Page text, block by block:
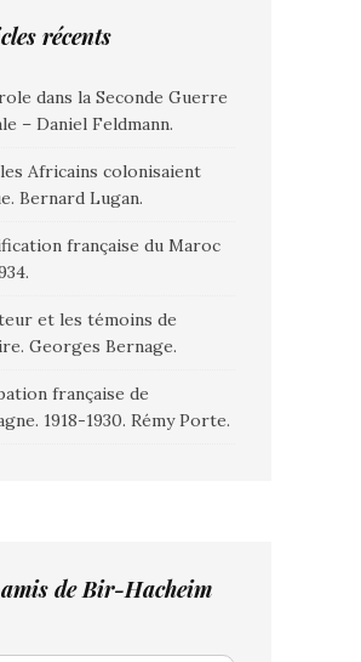
récents
dans la Seconde Guerre
– Daniel Feldmann.
Africains colonisaient
Bernard Lugan.
française du Maroc
et les témoins de
Georges Bernage.
française de
1918-1930. Rémy Porte.
de Bir-Hacheim